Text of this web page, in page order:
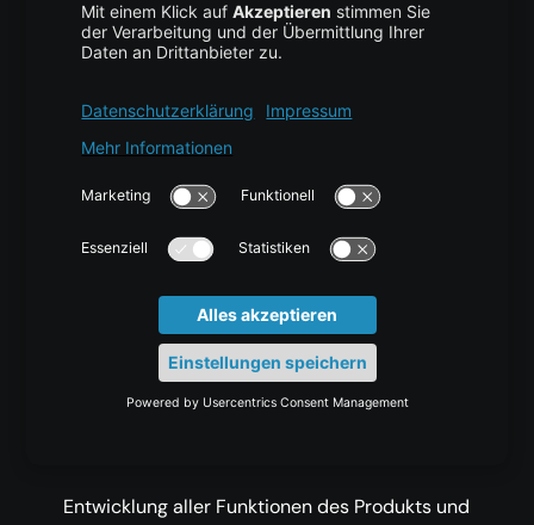
Bestimmung des Zwecks des Projekts,
Elaboration (Ausarbeitung):
Analyse der Anforderungen und der
notwendigen Architektur, Erstellung des
Projektplans und Beseitigung von Hochrisiko-
Elementen, die das Projekt gefährden könnten.
Entwicklung aller Funktionen des Produkts und